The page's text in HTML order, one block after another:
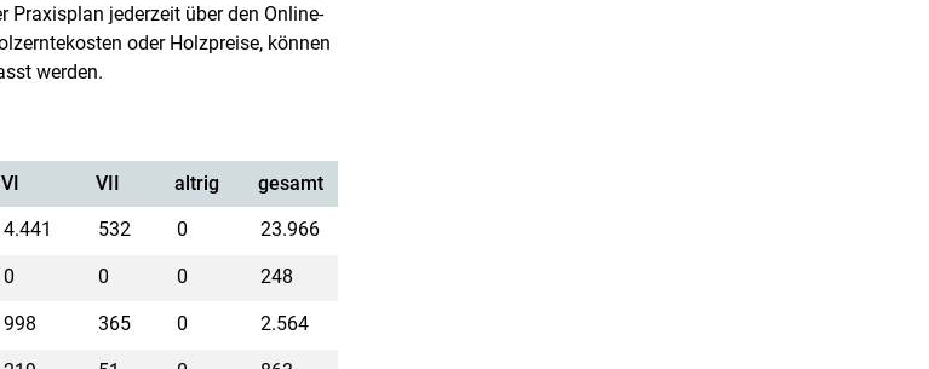
jederzeit über den Online-
oder Holzpreise, können
werden.
VI VII altrig gesamt
4.441 532 0 23.966
0 0 0 248
998 365 0 2.564